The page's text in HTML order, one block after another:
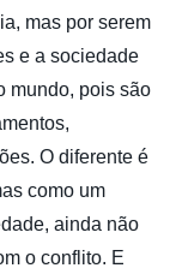
mas por serem
e a sociedade
mundo, pois são
O diferente é
como um
ainda não
o conflito. E